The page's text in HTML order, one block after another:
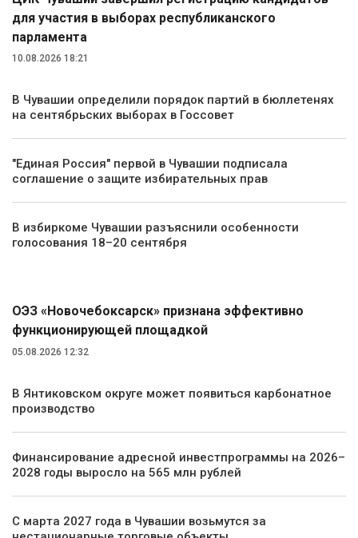
для участия в выборах республиканского
парламента
10.08.2026 18:21
В Чувашии определили порядок партий в бюллетенях
на сентябрьских выборах в Госсовет
"Единая Россия" первой в Чувашии подписала
соглашение о защите избирательных прав
В избиркоме Чувашии разъяснили особенности
голосования 18–20 сентября
ОЭЗ «Новочебоксарск» признана эффективно
функционирующей площадкой
05.08.2026 12:32
В Янтиковском округе может появиться карбонатное
производство
Финансирование адресной инвестпрограммы на 2026–
2028 годы выросло на 565 млн рублей
С марта 2027 года в Чувашии возьмутся за